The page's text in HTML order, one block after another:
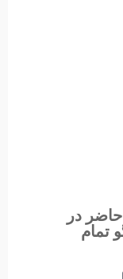
در
تمام